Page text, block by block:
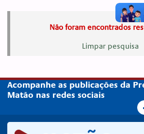
Não foram encontrados
Limpar pesquisa
Acompanhe as publicações da
Matão nas redes sociais